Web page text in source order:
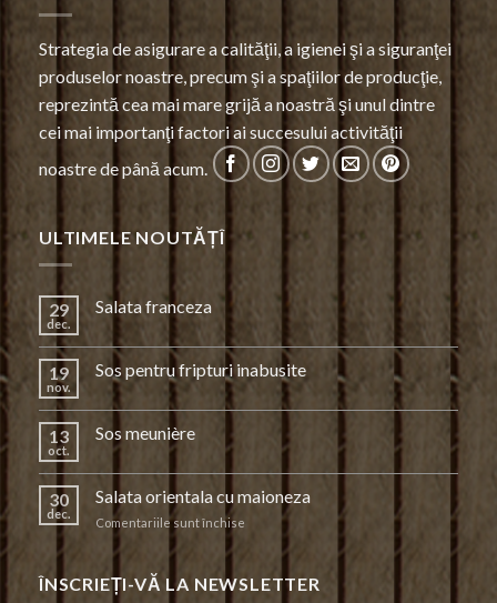
Strategia de asigurare a calităţii, a igienei şi a siguranţei
produselor noastre, precum şi a spaţiilor de producţie,
reprezintă cea mai mare grijă a noastră şi unul dintre
cei mai importanţi factori ai succesului activităţii
noastre de până acum.
ULTIMELE NOUTĂȚÎ
29
dec.
Salata franceza
19
nov.
Sos pentru fripturi inabusite
13
oct.
Sos meunière
30
dec.
Salata orientala cu maioneza
Comentariile sunt închise pentru
orientala
cu
ÎNSCRIEȚI-VĂ LA NEWSLETTER